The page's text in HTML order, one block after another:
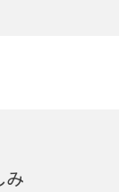
み